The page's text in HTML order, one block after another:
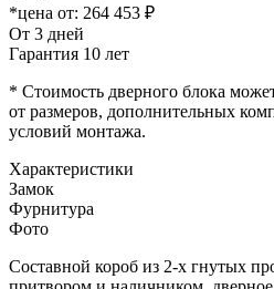
*цена от: 264 453 ₽
От 3 дней
Гарантия 10 лет
* Стоимость дверного блока
от размеров, дополнительных
условий монтажа.
Характеристики
Замок
Фурнитура
Фото
Составной короб из 2-х гнутых